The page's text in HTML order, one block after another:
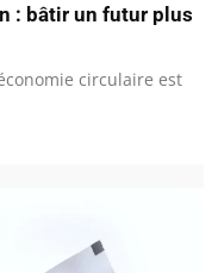
: bâtir un futur plus
circulaire est